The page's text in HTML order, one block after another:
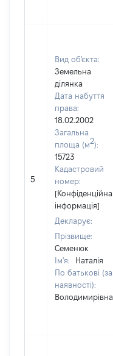
5
Вид об'єкта:
Земельна
ділянка
Дата набуття
права:
18.02.2002
Загальна
площа (м2):
15723
Кадастровий
номер:
[Конфіденційна
інформація]
Декларує:
Прізвище:
Семенюк
Ім'я:
Наталія
По батькові (за
наявності):
Володимирівна